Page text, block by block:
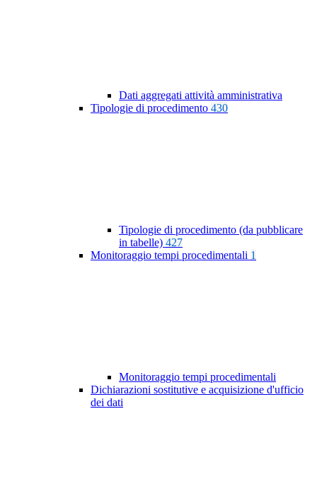
Dati aggregati attività amministrativa
Tipologie di procedimento 430
Tipologie di procedimento (da pubblicare
in tabelle) 427
Monitoraggio tempi procedimentali 1
Monitoraggio tempi procedimentali
Dichiarazioni sostitutive e acquisizione d'ufficio
dei dati